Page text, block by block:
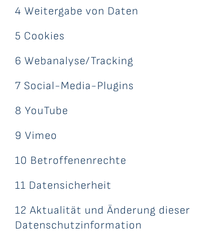
4 Weitergabe von Daten
5 Cookies
6 Webanalyse/Tracking
7 Social-Media-Plugins
8 YouTube
9 Vimeo
10 Betroffenenrechte
11 Datensicherheit
12 Aktualität und Änderung dieser
Datenschutzinformation